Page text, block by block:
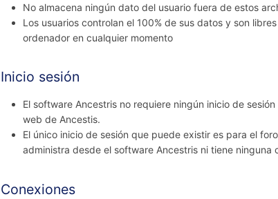
No almacena ningún dato del usuario fuera de estos
Los usuarios controlan el 100% de sus datos y son
ordenador en cualquier momento
Inicio sesión
El software Ancestris no requiere ningún inicio de
web de Ancestis.
El único inicio de sesión que puede existir es para el
administra desde el software Ancestris ni tiene ninguna
Conexiones